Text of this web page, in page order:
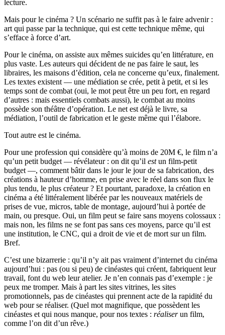
lecture.
Mais pour le cinéma ? Un scénario ne suffit pas à le faire advenir :
art qui passe par la technique, qui est cette technique même, qui
s’efface à force d’art.
Pour le cinéma, on assiste aux mêmes suicides qu’en littérature, en
plus vaste. Les auteurs qui décident de ne pas faire le saut, les
libraires, les maisons d’édition, cela ne concerne qu’eux, finalement.
Les textes existent — une médiation se crée, petit à petit, et si les
temps sont de combat (oui, le mot peut être un peu fort, en regard
d’autres : mais essentiels combats aussi), le combat au moins
possède son théâtre d’opération. Le net est déjà le livre, sa
médiation, l’outil de fabrication et le geste même qui l’élabore.
Tout autre est le cinéma.
Pour une profession qui considère qu’à moins de 20M €, le film n’a
qu’un petit budget — révélateur : on dit qu’il estun film-petit
budget —, comment bâtir dans le jour le jour de sa fabrication, des
créations à hauteur d’homme, en prise avec le réel dans son flux le
plus tendu, le plus créateur ? Et pourtant, paradoxe, la création en
cinéma a été littéralement libérée par les nouveaux matériels de
prises de vue, micros, table de montage, aujourd’hui à portée de
main, ou presque. Oui, un film peut se faire sans moyens colossaux :
mais non, les films ne se font pas sans ces moyens, parce qu’il est
une institution, le CNC, qui a droit de vie et de mort sur un film.
Bref.
C’est une bizarrerie : qu’il n’y ait pas vraiment d’internet du cinéma
aujourd’hui : pas (ou si peu) de cinéastes qui créent, fabriquent leur
travail, font du web leur atelier. Je n’en connais pas d’exemple : je
peux me tromper. Mais à part les sites vitrines, les sites
promotionnels, pas de cinéastes qui prennent acte de la rapidité du
web pour se réaliser. (Quel mot magnifique, que possèdent les
cinéastes et qui nous manque, pour nos textes : réaliserun film,
comme l’on dit d’un rêve.)